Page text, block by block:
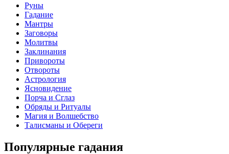
Руны
Гадание
Мантры
Заговоры
Молитвы
Заклинания
Привороты
Отвороты
Астрология
Ясновидение
Порча и Сглаз
Обряды и Ритуалы
Магия и Волшебство
Талисманы и Обереги
Популярные гадания